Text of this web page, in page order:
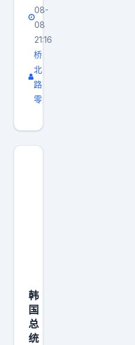
08-
08
21:16
桥
北
路
零
韩
国
总
统